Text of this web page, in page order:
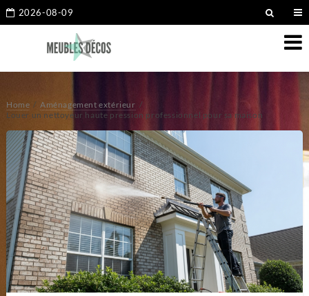
2026-08-09
Home
Aménagement extérieur
Louer un nettoyeur haute pression professionnel pour sa maison